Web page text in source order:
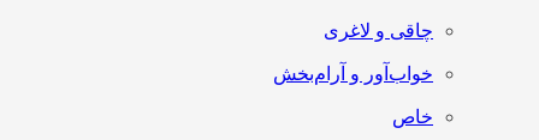
چاقی و لاغری
خواب‌آور و آرام‌بخش
خاص